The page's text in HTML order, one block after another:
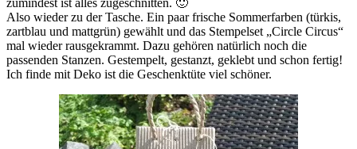
Also wieder zu der Tasche. Ein paar frische Sommerfarben (türkis,
zartblau und mattgrün) gewählt und das Stempelset „Circle Circus“
mal wieder rausgekrammt. Dazu gehören natürlich noch die
passenden Stanzen. Gestempelt, gestanzt, geklebt und schon fertig!
Ich finde mit Deko ist die Geschenktüte viel schöner.